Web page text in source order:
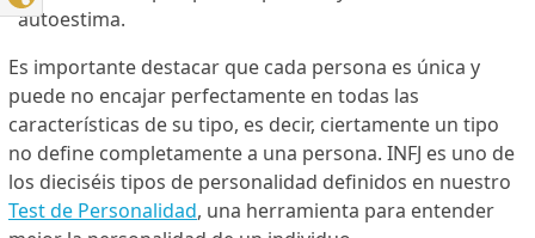
autoestima.
Es importante destacar que cada persona es única y
puede no encajar perfectamente en todas las
características de su tipo, es decir, ciertamente un tipo
no define completamente a una persona. INFJ es uno de
los dieciséis tipos de personalidad definidos en nuestro
Test de Personalidad, una herramienta para entender